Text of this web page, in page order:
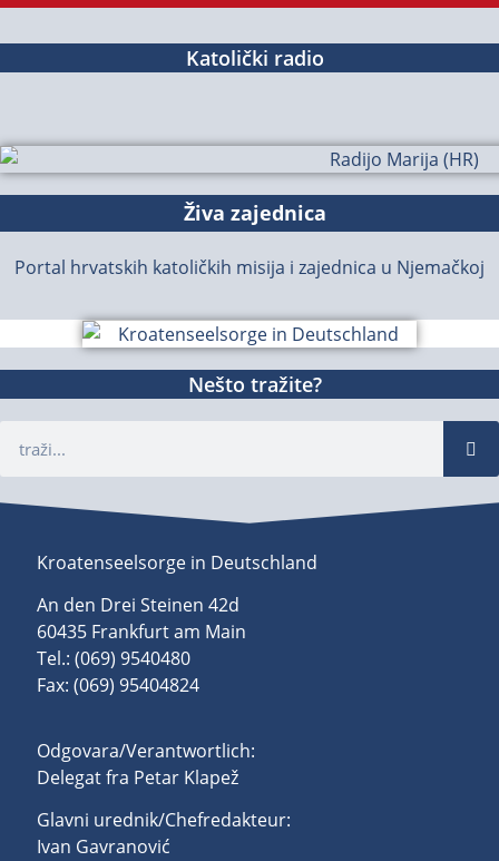
Katolički radio
Živa zajednica
Portal hrvatskih katoličkih misija i zajednica u Njemačkoj
Nešto tražite?
Kroatenseelsorge in Deutschland
An den Drei Steinen 42d
60435 Frankfurt am Main
Tel.: (069) 9540480
Fax: (069) 95404824
Odgovara/Verantwortlich:
Delegat fra Petar Klapež
Glavni urednik/Chefredakteur:
Ivan Gavranović